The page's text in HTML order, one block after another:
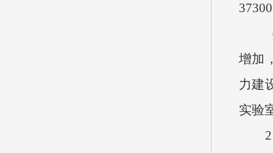
（2
增加
力建
实验
2、